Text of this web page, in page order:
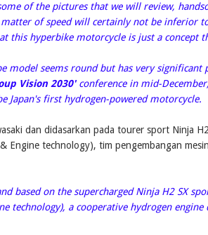
of the pictures that we will review,
of speed will certainly not be inferior
this hyperbike motorcycle is just a concept
model seems round but has very
Vision 2030'conference in mid-
Japan's first hydrogen-powered motorcycle.
dan didasarkan pada tourer sport Ninja
Engine technology), tim pengembangan
based on the supercharged Ninja H2 SX
technology), a cooperative hydrogen